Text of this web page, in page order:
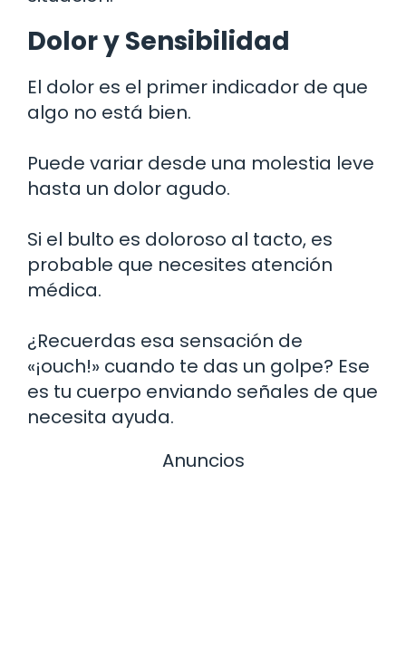
Dolor y Sensibilidad
El dolor es el primer indicador de que
algo no está bien.
Puede variar desde una molestia leve
hasta un dolor agudo.
Si el bulto es doloroso al tacto, es
probable que necesites atención
médica.
¿Recuerdas esa sensación de
«¡ouch!» cuando te das un golpe? Ese
es tu cuerpo enviando señales de que
necesita ayuda.
Anuncios